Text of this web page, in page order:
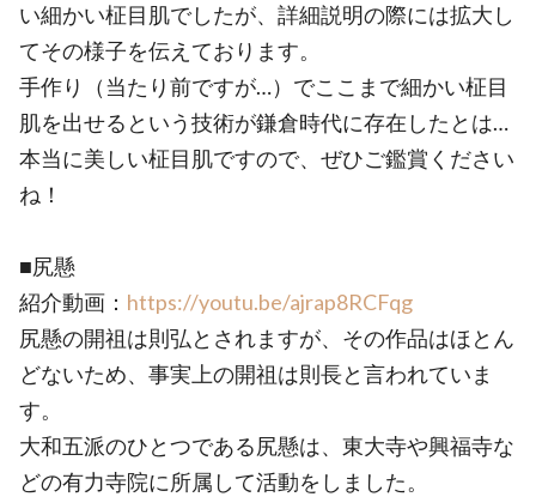
い細かい柾目肌でしたが、詳細説明の際には拡大し
てその様子を伝えております。
手作り（当たり前ですが…）でここまで細かい柾目
肌を出せるという技術が鎌倉時代に存在したとは…
本当に美しい柾目肌ですので、ぜひご鑑賞ください
ね！
■尻懸
紹介動画： https://youtu.be/ajrap8RCFqg
尻懸の開祖は則弘とされますが、その作品はほとん
どないため、事実上の開祖は則長と言われていま
す。
大和五派のひとつである尻懸は、東大寺や興福寺な
どの有力寺院に所属して活動をしました。